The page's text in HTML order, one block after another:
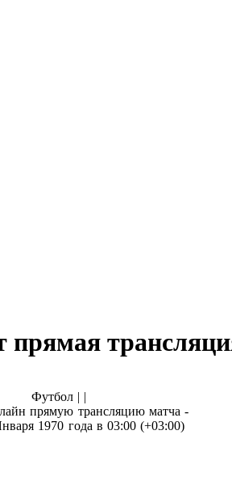
Футбол | |
прямую трансляцию матча -
1970 года в 03:00 (+03:00)